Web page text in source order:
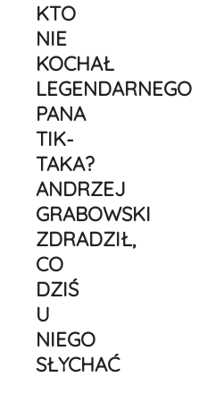
KTO
NIE
KOCHAŁ
LEGENDARNEGO
PANA
TIK-
TAKA?
ANDRZEJ
GRABOWSKI
ZDRADZIŁ,
CO
DZIŚ
U
NIEGO
SŁYCHAĆ